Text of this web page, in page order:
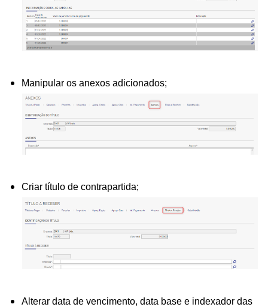
Manipular os anexos adicionados;
Criar título de contrapartida;
Alterar data de vencimento, data base e indexador das